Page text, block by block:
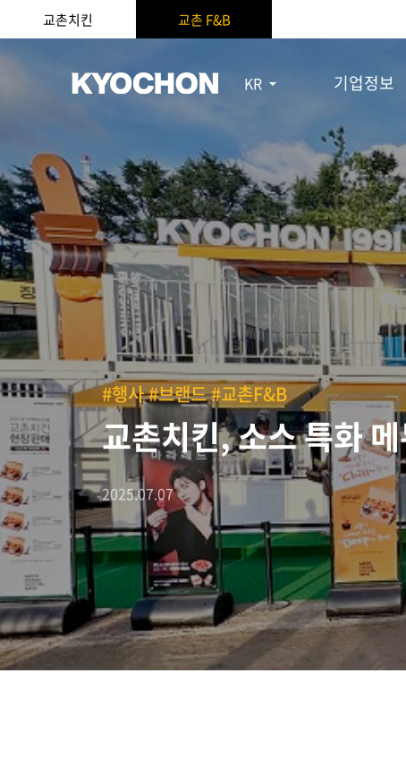
교촌치킨 교촌 F&B
KR 기업정보
#행사 #브랜드 #교촌F&B
교촌치킨, 소스 특화
2025.07.07